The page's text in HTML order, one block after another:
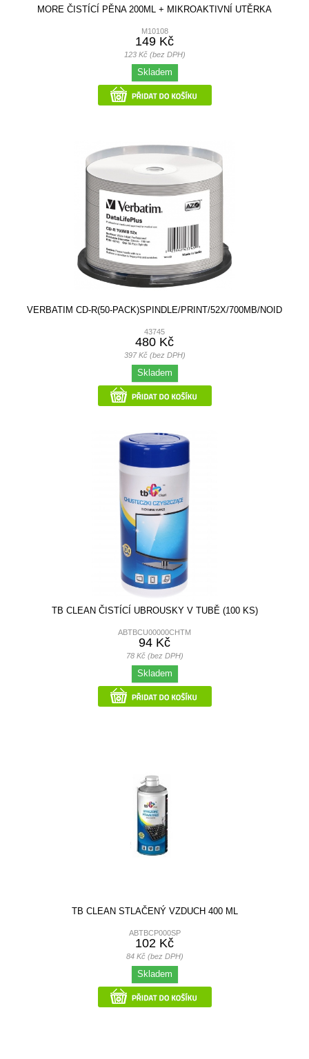
MORE ČISTÍCÍ PĚNA 200ML + MIKROAKTIVNÍ UTĚRKA
M10108
149 Kč
123 Kč (bez DPH)
Skladem
VERBATIM CD-R(50-PACK)SPINDLE/PRINT/52X/700MB/NOID
43745
480 Kč
397 Kč (bez DPH)
Skladem
TB CLEAN ČISTÍCÍ UBROUSKY V TUBĚ (100 KS)
ABTBCU00000CHTM
94 Kč
78 Kč (bez DPH)
Skladem
TB CLEAN STLAČENÝ VZDUCH 400 ML
ABTBCP000SP
102 Kč
84 Kč (bez DPH)
Skladem